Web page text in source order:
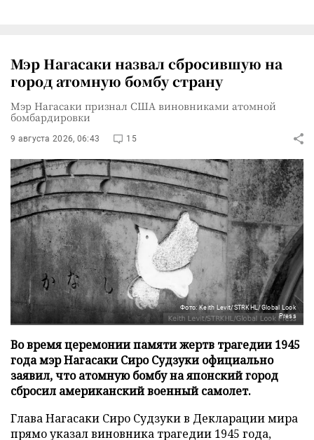
Мэр Нагасаки назвал сбросившую на
город атомную бомбу страну
Мэр Нагасаки признал США виновниками атомной
бомбардировки
9 августа 2026, 06:43 15
Фото: Keith Levit/STRKHL/Global Look
Press
Во время церемонии памяти жертв трагедии 1945
года мэр Нагасаки Сиро Судзуки официально
заявил, что атомную бомбу на японский город
сбросил американский военный самолет.
Глава Нагасаки Сиро Судзуки в Декларации мира
прямо указал виновника трагедии 1945 года,